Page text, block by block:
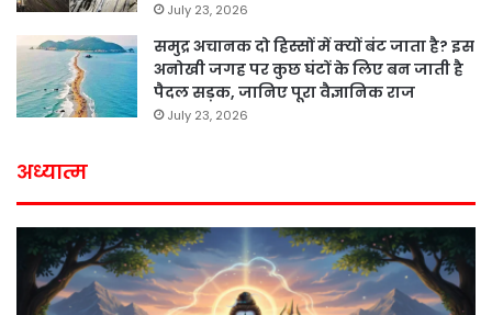
July 23, 2026
समुद्र अचानक दो हिस्सों में क्यों बंट जाता है? इस
अनोखी जगह पर कुछ घंटों के लिए बन जाती है
पैदल सड़क, जानिए पूरा वैज्ञानिक राज
July 23, 2026
अध्यात्म